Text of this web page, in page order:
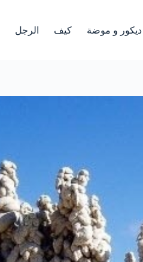
ديكور و موضة كيف الرجل